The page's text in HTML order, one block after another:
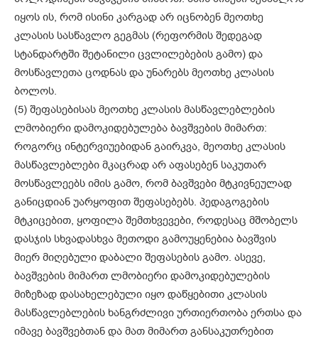
იყოს ის, რომ ისინი კარგად არ იცნობენ მეოთხე
კლასის სასწავლო გეგმას (რეფორმის შედეგად
სტანდარტში შეტანილი ცვლილებების გამო) და
მოსწავლეთა ცოდნას და უნარებს მეოთხე კლასის
ბოლოს.
(5) შეფასებისას მეოთხე კლასის მასწავლებლების
ლმობიერი დამოკიდებულება ბავშვების მიმართ:
როგორც ინტერვიუებიდან გაირკვა, მეოთხე კლასის
მასწავლებლები მკაცრად არ აფასებენ საკუთარ
მოსწავლეებს იმის გამო, რომ ბავშვები მტკივნეულად
განიცდიან უარყოფით შეფასებებს. პედაგოგების
მტკიცებით, ყოფილა შემთხვევები, როდესაც მშობელს
დასჯის სხვადასხვა მეთოდი გამოუყენებია ბავშვის
მიერ მიღებული დაბალი შეფასების გამო. ასევე,
ბავშვების მიმართ ლმობიერი დამოკიდებულების
მიზეზად დასახელებული იყო დაწყებითი კლასის
მასწავლებლების ხანგრძლივი ურთიერთობა ერთსა და
იმავე ბავშვებთან და მათ მიმართ განსაკუთრებით